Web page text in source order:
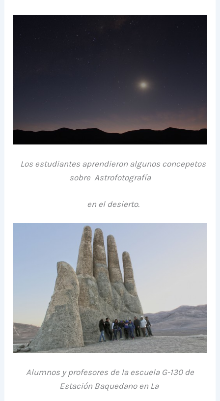
Los estudiantes aprendieron algunos concepetos
sobre Astrofotografía
en el desierto.
Alumnos y profesores de la escuela G-130 de
Estación Baquedano en La